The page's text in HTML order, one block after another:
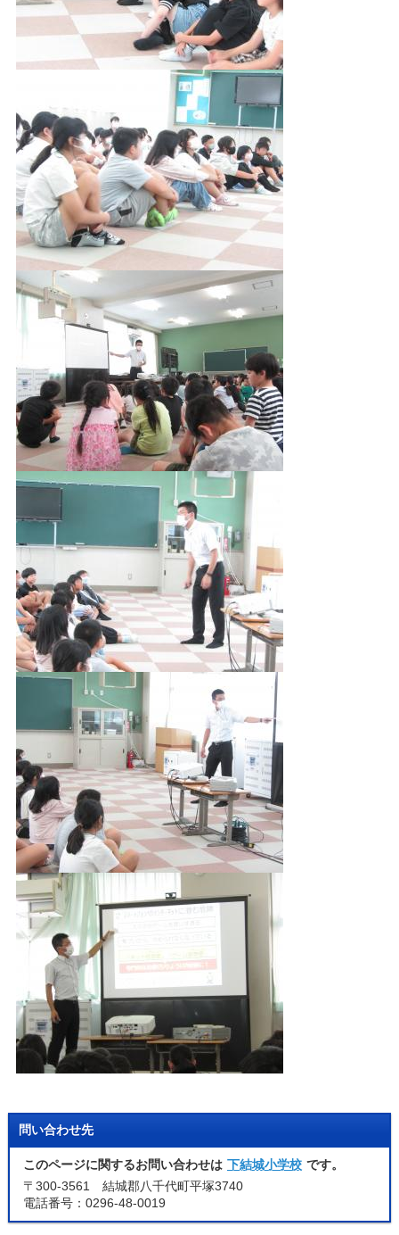
問い合わせ先
このページに関するお問い合わせは 下結城小学校 です。
〒300-3561 結城郡八千代町平塚3740
電話番号：0296-48-0019